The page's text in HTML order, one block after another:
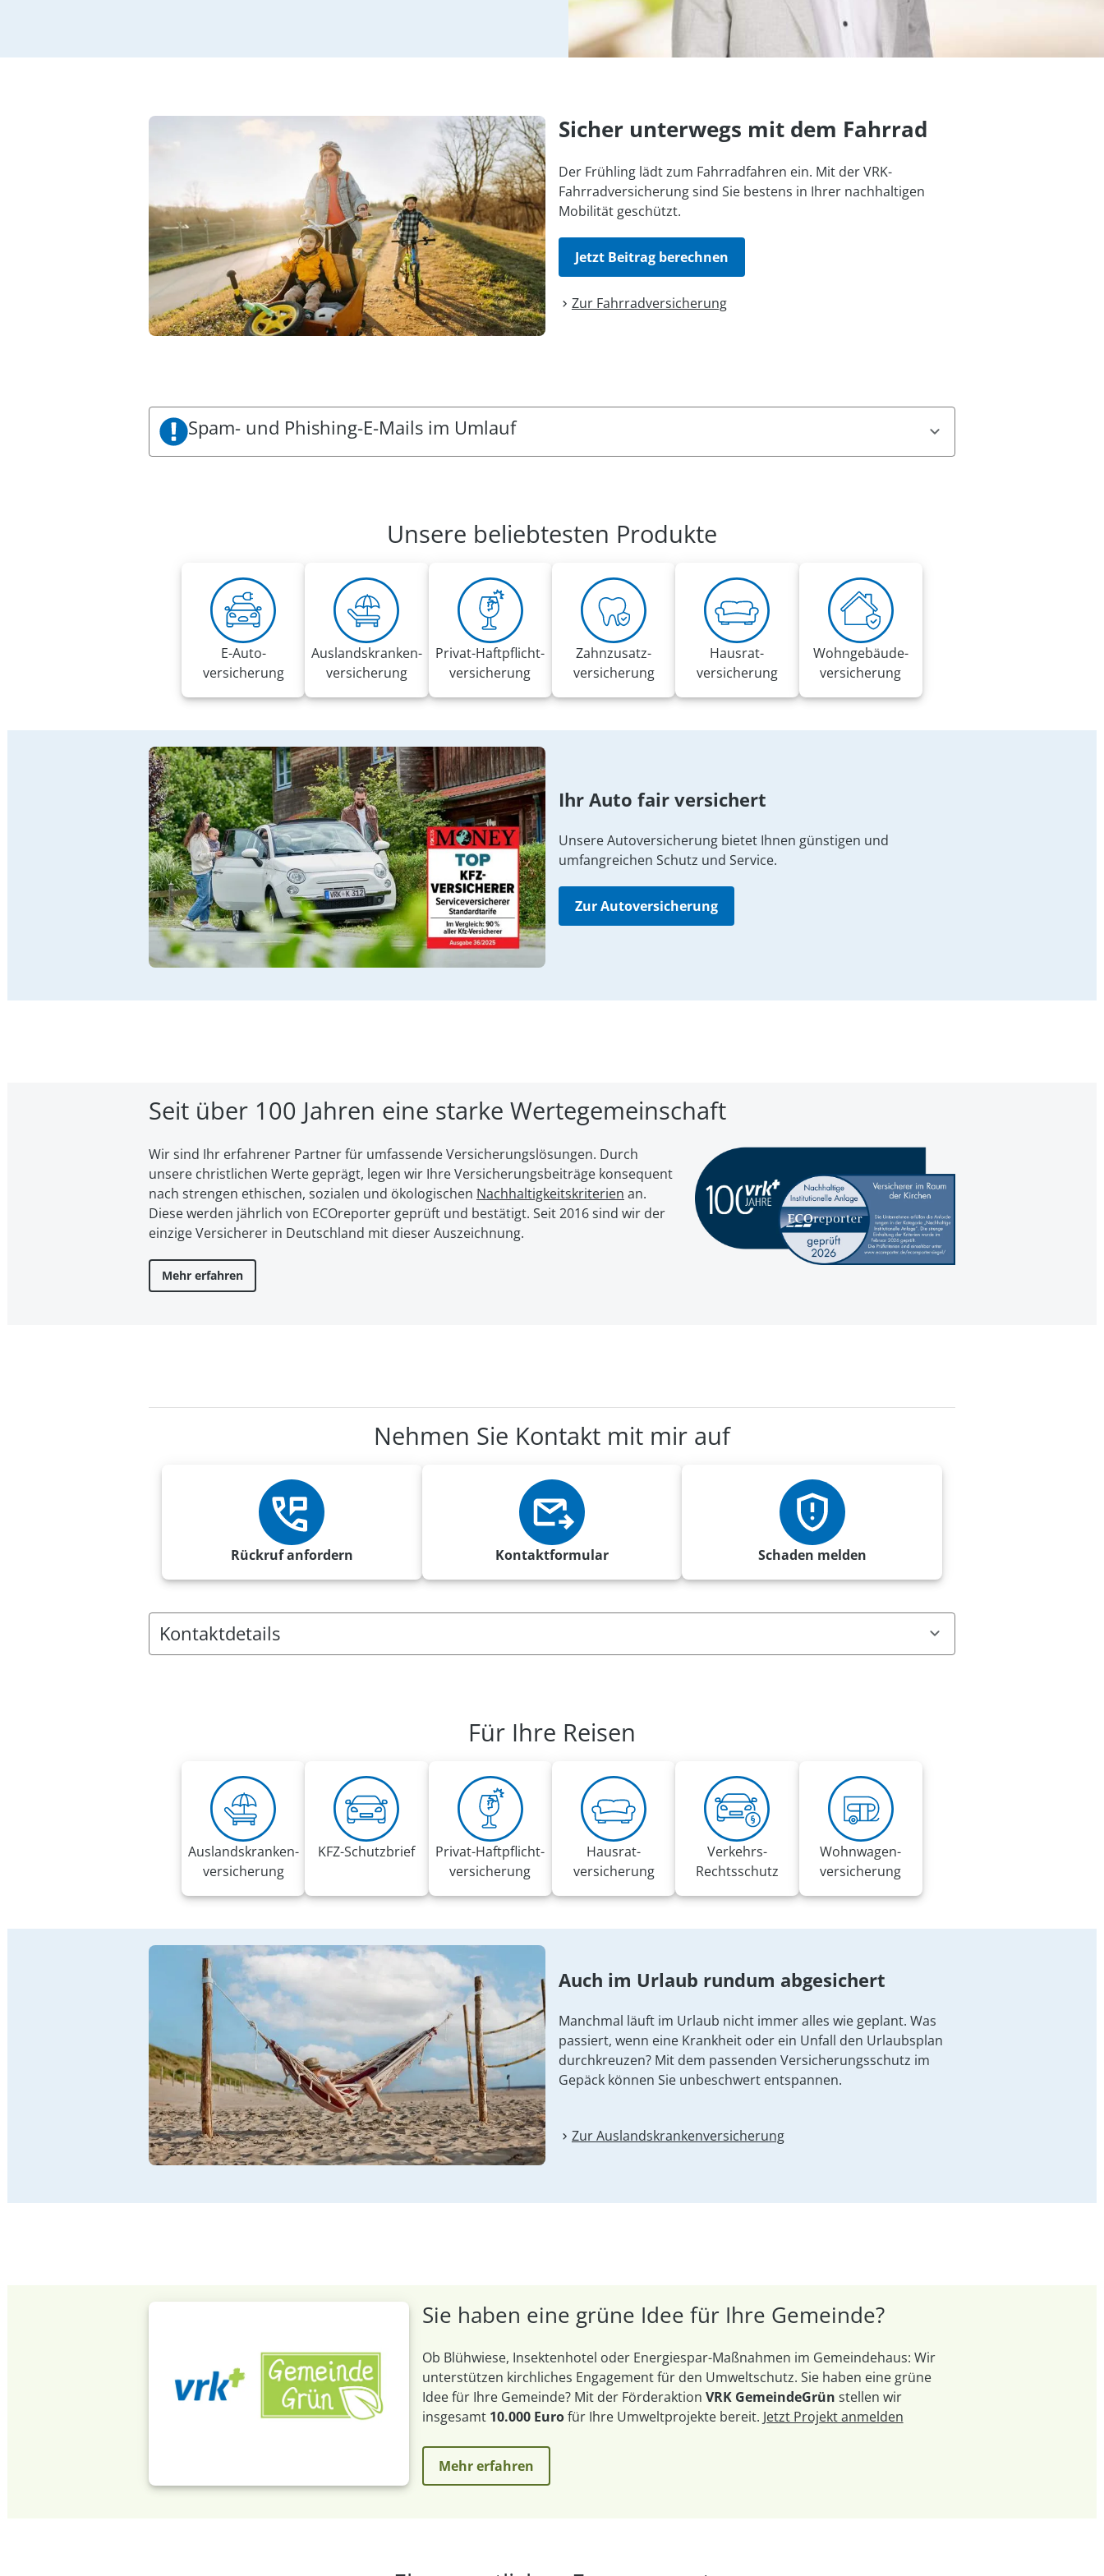
Sicher unterwegs mit dem Fahrrad
Der Frühling lädt zum Fahrradfahren ein. Mit der VRK-
Fahrradversicherung sind Sie bestens in Ihrer nachhaltigen
Mobilität geschützt.
Jetzt Beitrag berechnen
Zur Fahrrad­versicherung
Spam- und Phishing-E-Mails im Umlauf
Es gelten folgende Handlungsempfehlungen:
Klicken Sie keine Links und Anhänge an und geben Sie keinerlei Informationen weiter
Bitte löschen Sie die E-Mail
Nutzen Sie 2-Faktor-Authentifizierung
Bitte beachten Sie in diesem Zusammenhang den Phishing-Radar mit aktuellen Warnungen der Verbraucherzentralen.
Unsere beliebtesten Produkte
E-Auto­
versicherung
Auslandskranken­
versicherung
Privat-Haft­pflicht­
versicherung
Zahnzusatz­
versicherung
Hausrat­
versicherung
Wohngebäude­
versicherung
Ihr Auto fair versichert
Unsere Autoversicherung bietet Ihnen günstigen und
umfangreichen Schutz und Service.
Zur Autoversicherung
Seit über 100 Jahren eine starke Wertegemeinschaft
Wir sind Ihr erfahrener Partner für umfassende Versicherungslösungen. Durch
unsere christ­li­chen Werte geprägt, legen wir Ihre Ver­si­che­rungs­bei­trä­ge kon­se­quent
nach strengen ethischen, sozialen und öko­lo­gi­schen Nach­hal­tig­keits­kri­te­ri­en an.
Diese werden jährlich von ECOreporter geprüft und bestätigt. Seit 2016 sind wir der
einzige Versicherer in Deutschland mit dieser Auszeichnung.
Mehr erfahren
Nehmen Sie Kontakt mit mir auf
Rückruf anfordern Kontaktformular Schaden melden
Kontaktdetails
Mobil
maximilian.gross@vrk-ad.de
Für Ihre Reisen
Auslandskranken­
versicherung
KFZ-Schutzbrief
Privat-Haft­pflicht­
versicherung
Hausrat­
versicherung
Verkehrs-
Rechtsschutz
Wohnwagen­
versicherung
Auch im Urlaub rundum abgesichert
Manchmal läuft im Urlaub nicht immer alles wie geplant. Was
passiert, wenn eine Krankheit oder ein Unfall den Urlaubsplan
durchkreuzen? Mit dem passenden Versicherungsschutz im
Gepäck können Sie unbeschwert entspannen.
Zur Auslandskranken­versicherung
Sie haben eine grüne Idee für Ihre Gemeinde?
Ob Blühwiese, Insektenhotel oder Energiespar-Maßnahmen im Gemeindehaus: Wir
unterstützen kirchliches Engagement für den Umweltschutz. Sie haben eine grüne
Idee für Ihre Gemeinde? Mit der Förderaktion VRK GemeindeGrün stellen wir
insgesamt 10.000 Eurofür Ihre Umweltprojekte bereit. Jetzt Projekt anmelden
Mehr erfahren